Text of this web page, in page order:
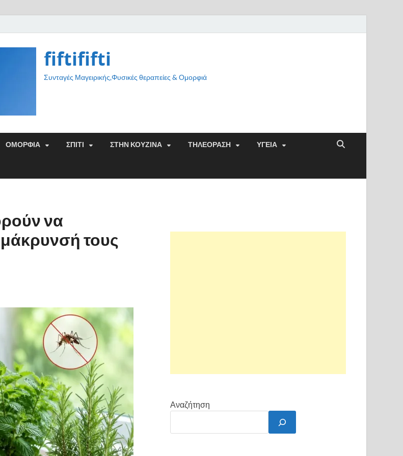
fiftififti
Συνταγές Μαγειρικής,Φυσικές θεραπείες & Ομορφιά
ΟΜΟΡΦΙΑ ΣΠΙΤΙ ΣΤΗΝ ΚΟΥΖΙΝΑ ΤΗΛΕΟΡΑΣΗ ΥΓΕΙΑ
να
τους
Αναζήτηση